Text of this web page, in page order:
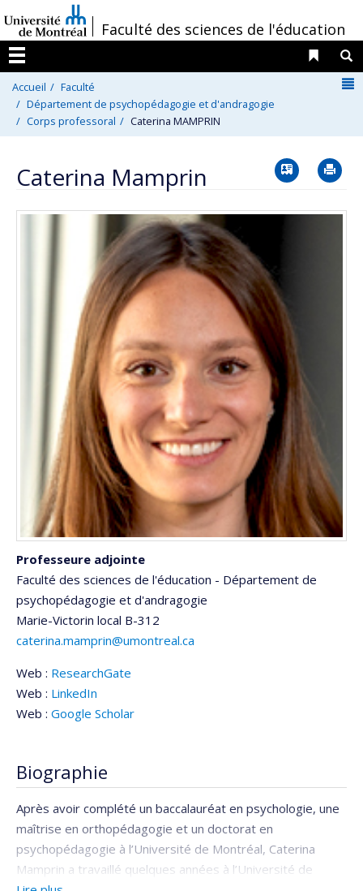
au
contenu
/Faculté des sciences de l'éducation
Menu
Liens
Accueil
Faculté
Département de psychopédagogie et d'andragogie
Corps professoral
Caterina MAMPRIN
Caterina Mamprin Vcard
Professeure adjointe
Faculté des sciences de l'éducation - Département de
psychopédagogie et d'andragogie
Marie-Victorin local B-312
caterina.mamprin@umontreal.ca
Web : ResearchGate
Web : LinkedIn
Web : Google Scholar
Biographie
Après avoir complété un baccalauréat en psychologie, une
maîtrise en orthopédagogie et un doctorat en
psychopédagogie à l’Université de Montréal, Caterina
Mamprin a travaillé quelques années à l’Université de